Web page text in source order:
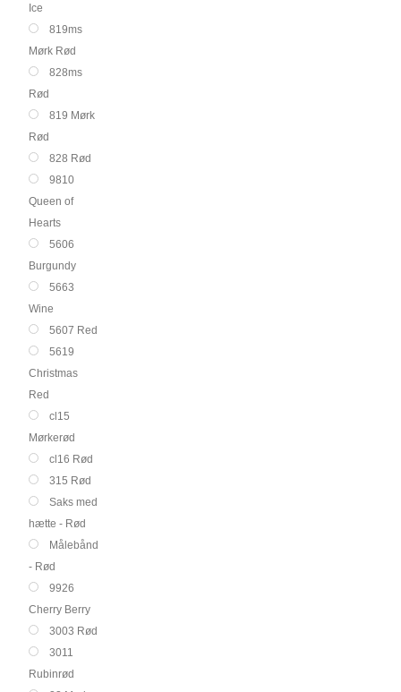
Ice
819ms
Mørk Rød
828ms
Rød
819 Mørk
Rød
828 Rød
9810
Queen of
Hearts
5606
Burgundy
5663
Wine
5607 Red
5619
Christmas
Red
cl15
Mørkerød
cl16 Rød
315 Rød
Saks med
hætte - Rød
Målebånd
- Rød
9926
Cherry Berry
3003 Rød
3011
Rubinrød